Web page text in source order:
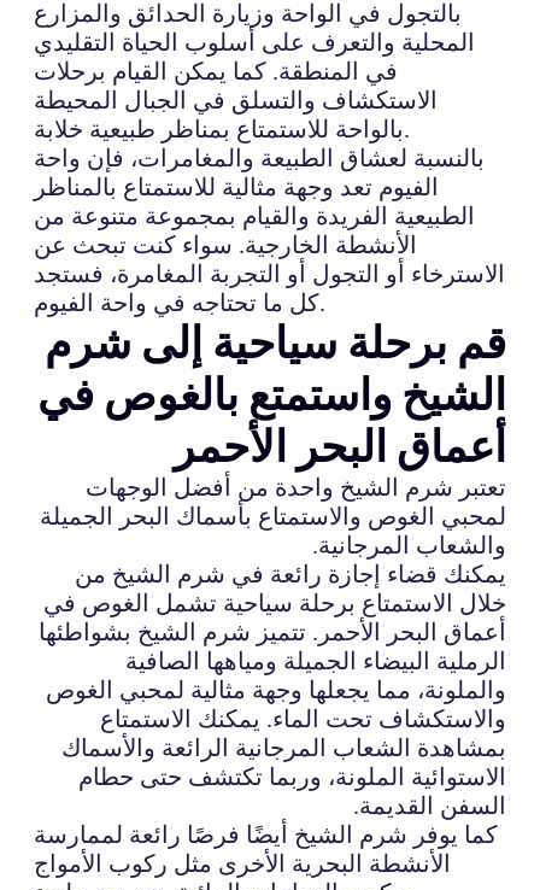
بالتجول في الواحة وزيارة الحدائق والمزارع
المحلية والتعرف على أسلوب الحياة التقليدي
في المنطقة. كما يمكن القيام برحلات
الاستكشاف والتسلق في الجبال المحيطة
بالواحة للاستمتاع بمناظر طبيعية خلابة.
بالنسبة لعشاق الطبيعة والمغامرات، فإن واحة
الفيوم تعد وجهة مثالية للاستمتاع بالمناظر
الطبيعية الفريدة والقيام بمجموعة متنوعة من
الأنشطة الخارجية. سواء كنت تبحث عن
الاسترخاء أو التجول أو التجربة المغامرة، فستجد
كل ما تحتاجه في واحة الفيوم.
قم برحلة سياحية إلى شرم
الشيخ واستمتع بالغوص في
أعماق البحر الأحمر
تعتبر شرم الشيخ واحدة من أفضل الوجهات
لمحبي الغوص والاستمتاع بأسماك البحر الجميلة
والشعاب المرجانية.
يمكنك قضاء إجازة رائعة في شرم الشيخ من
خلال الاستمتاع برحلة سياحية تشمل الغوص في
أعماق البحر الأحمر. تتميز شرم الشيخ بشواطئها
الرملية البيضاء الجميلة ومياهها الصافية
والملونة، مما يجعلها وجهة مثالية لمحبي الغوص
والاستكشاف تحت الماء. يمكنك الاستمتاع
بمشاهدة الشعاب المرجانية الرائعة والأسماك
الاستوائية الملونة، وربما تكتشف حتى حطام
السفن القديمة.
كما يوفر شرم الشيخ أيضًا فرصًا رائعة لممارسة
الأنشطة البحرية الأخرى مثل ركوب الأمواج